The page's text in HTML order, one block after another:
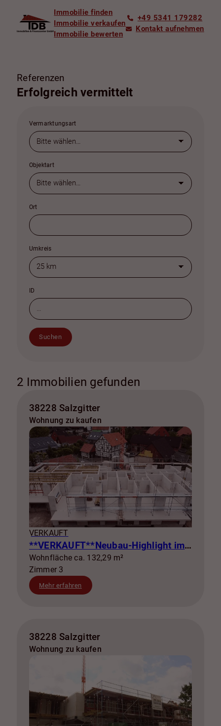
Immobilie finden
Immobilie verkaufen
Immobilie bewerten
+49 5341 179282
Kontakt aufnehmen
Referenzen
Erfolgreich vermittelt
Vermarktungsart
Objektart
Ort
Umkreis
ID
Suchen
2 Immobilien gefunden
38228 Salzgitter
Wohnung zu kaufen
VERKAUFT
**VERKAUFT**Neubau-Highlight im EG: Wohnen mit Terrasse & eigenem Garten! WE 4
Wohnfläche ca. 132,29 m²
Zimmer 3
Mehr erfahren
38228 Salzgitter
Wohnung zu kaufen